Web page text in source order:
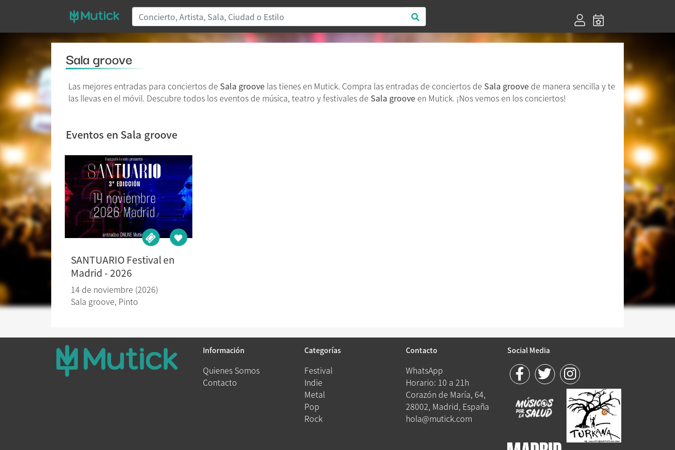
Sala groove
Las mejores entradas para conciertos de Sala groove las tienes en Mutick. Compra las entradas de conciertos de Sala groove de manera sencilla y te
las llevas en el móvil. Descubre todos los eventos de música, teatro y festivales de Sala groove en Mutick. ¡Nos vemos en los conciertos!
Eventos en Sala groove
SANTUARIO Festival en
Madrid - 2026
14 de noviembre (2026)
Sala groove, Pinto
Información
Quienes Somos
Contacto
Categorías
Festival
Indie
Metal
Pop
Rock
Contacto
WhatsApp
Horario: 10 a 21h
Corazón de María, 64,
28002, Madrid, España
hola@mutick.com
Social Media